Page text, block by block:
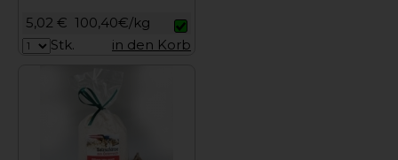
5,02 € 100,40€/kg
Stk.
in den Korb